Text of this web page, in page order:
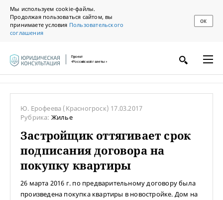
Мы используем cookie-файлы.
Продолжая пользоваться сайтом, вы
принимаете условия Пользовательского
соглашения
ОК
Проект
«Российской газеты»
Ю. Ерофеева (Красногроск) 17.03.2017
Рубрика: Жилье
Застройщик оттягивает срок
подписания договора на
покупку квартиры
26 марта 2016 г. по предварительному договору была
произведена покупка квартиры в новостройке. Дом на